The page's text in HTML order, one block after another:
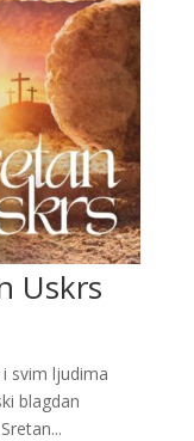
Uskrs
svim ljudima
blagdan